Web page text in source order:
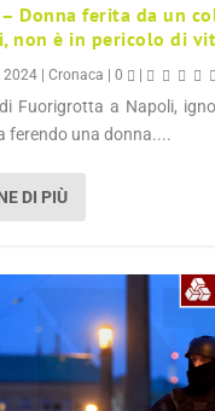
Donna ferita da un
non è in pericolo di
2024 |Cronaca |0
Fuorigrotta a Napoli,
ferendo una donna....
DI PIÙ